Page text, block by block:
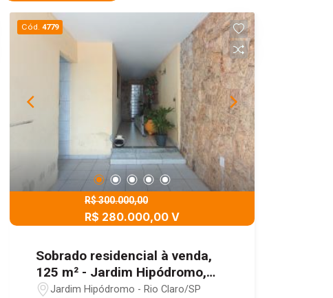
Cód. 4779
R$ 300.000,00
R$ 280.000,00 V
Sobrado residencial à venda,
125 m² - Jardim Hipódromo,
Rio Claro/SP
Jardim Hipódromo - Rio Claro/SP